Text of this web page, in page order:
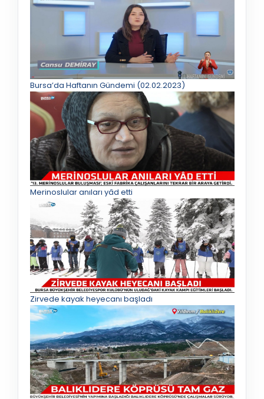
Bursa’da Haftanın Gündemi (02.02.2023)
Merinoslular anıları yâd etti
Zirvede kayak heyecanı başladı